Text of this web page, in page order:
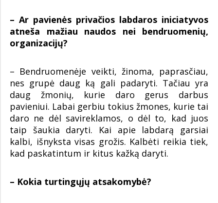
– Ar pavienės privačios labdaros iniciatyvos
atneša mažiau naudos nei bendruomenių,
organizacijų?
– Bendruomenėje veikti, žinoma, paprasčiau,
nes grupė daug ką gali padaryti. Tačiau yra
daug žmonių, kurie daro gerus darbus
pavieniui. Labai gerbiu tokius žmones, kurie tai
daro ne dėl savireklamos, o dėl to, kad juos
taip šaukia daryti. Kai apie labdarą garsiai
kalbi, išnyksta visas grožis. Kalbėti reikia tiek,
kad paskatintum ir kitus kažką daryti.
– Kokia turtingųjų atsakomybė?